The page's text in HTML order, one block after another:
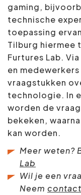
gaming,
technische
toepassing
Tilburg hiermee
Furtures Lab.
en
vraagstukken
technologie. In
worden de
bekeken,
kan worden.
Meer weten?
Lab
Wil je een
Neem contact